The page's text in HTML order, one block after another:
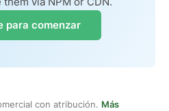
para comenzar
con atribución. Más